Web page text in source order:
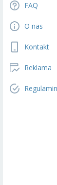
FAQ
O nas
Kontakt
Reklama
Regulamin